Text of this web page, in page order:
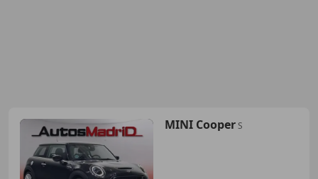
MINI CooperS